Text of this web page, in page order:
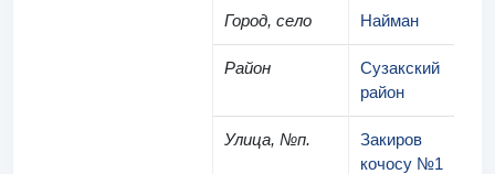
Город, село Найман
Район
Сузакский
район
Улица, №п.
Закиров
кочосу №1